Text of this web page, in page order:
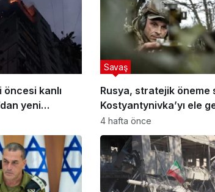
öncesi kanlı
yeni
Rusya, stratejik öneme
Kostyantynivka’yı ele
Savaş
4 hafta önce